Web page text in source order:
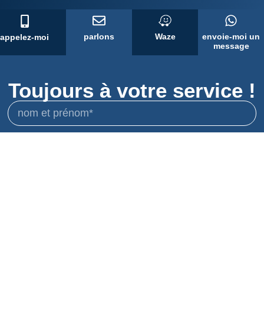
appelez-moi parlons Waze
envoie-moi un
message
Toujours à votre service !